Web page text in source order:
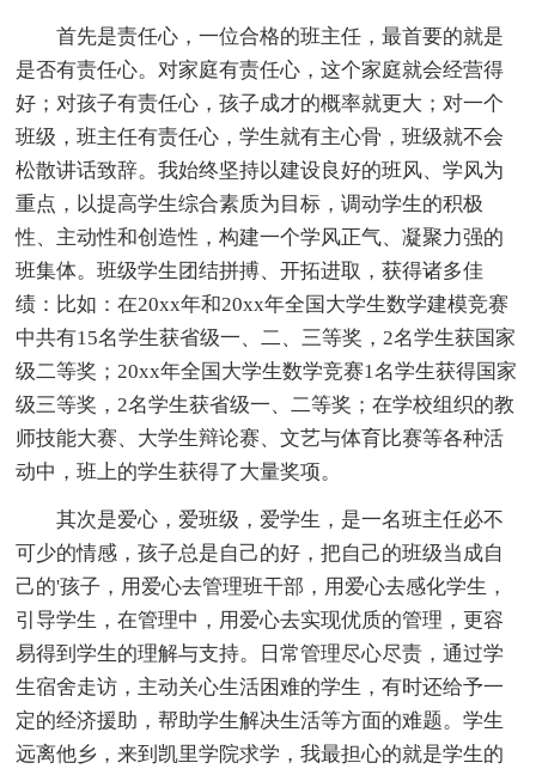
首先是责任心，一位合格的班主任，最首要的就是
是否有责任心。对家庭有责任心，这个家庭就会经营得
好；对孩子有责任心，孩子成才的概率就更大；对一个
班级，班主任有责任心，学生就有主心骨，班级就不会
松散讲话致辞。我始终坚持以建设良好的班风、学风为
重点，以提高学生综合素质为目标，调动学生的积极
性、主动性和创造性，构建一个学风正气、凝聚力强的
班集体。班级学生团结拼搏、开拓进取，获得诸多佳
绩：比如：在20xx年和20xx年全国大学生数学建模竞赛
中共有15名学生获省级一、二、三等奖，2名学生获国家
级二等奖；20xx年全国大学生数学竞赛1名学生获得国家
级三等奖，2名学生获省级一、二等奖；在学校组织的教
师技能大赛、大学生辩论赛、文艺与体育比赛等各种活
动中，班上的学生获得了大量奖项。
其次是爱心，爱班级，爱学生，是一名班主任必不
可少的情感，孩子总是自己的好，把自己的班级当成自
己的'孩子，用爱心去管理班干部，用爱心去感化学生，
引导学生，在管理中，用爱心去实现优质的管理，更容
易得到学生的理解与支持。日常管理尽心尽责，通过学
生宿舍走访，主动关心生活困难的学生，有时还给予一
定的经济援助，帮助学生解决生活等方面的难题。学生
远离他乡，来到凯里学院求学，我最担心的就是学生的